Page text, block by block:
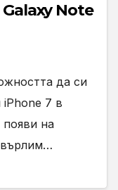
Note
да си
iPhone 7 в
появи на